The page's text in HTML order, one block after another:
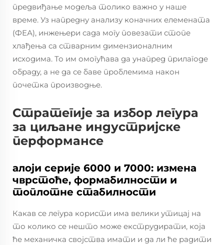
предвиђање модеља толико важно у наше
време. Уз напредну анализу коначних елемената
(ФЕА), инжењери сада могу повезати стопе
хлађења са стварним димензионалним
исходима. То им омогућава да унапред прилагоде
обраду, а не да се баве проблемима након
почетка производње.
Стратегије за избор легура
за циљане индустријске
перформансе
алоји серије 6000 и 7000: измена
чврстоће, формабилности и
топлотне стабилности
Какав се легура користи има велики утицај на
то колико се нешто може екструдирати, која
ће механичка својства имати и да ли ће радити